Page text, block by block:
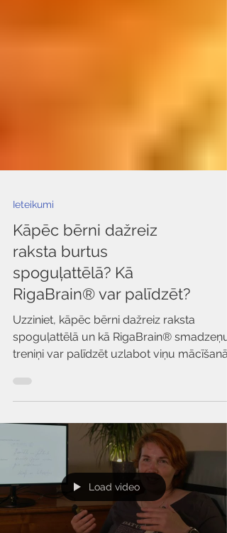
Ieteikumi
Kāpēc bērni dažreiz
raksta burtus
spoguļattēlā? Kā
RigaBrain® var palīdzēt?
Uzziniet, kāpēc bērni dažreiz raksta
spoguļattēlā un kā RigaBrain® smadzeņu
Load video